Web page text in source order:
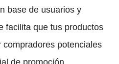
base de usuarios y
facilita que tus productos
potenciales